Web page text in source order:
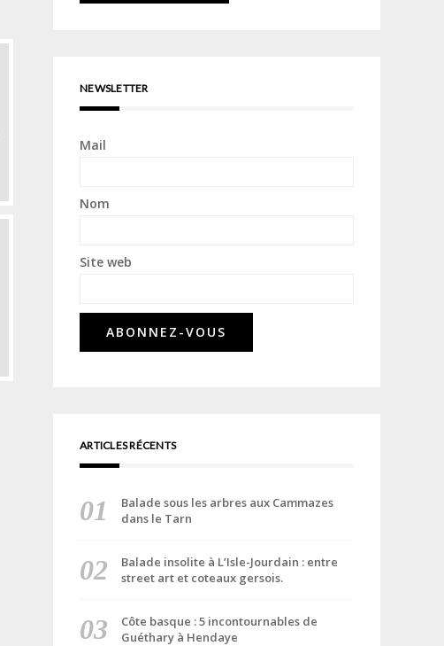
NEWSLETTER
Mail
Nom
Site web
ARTICLES RÉCENTS
Balade sous les arbres aux Cammazes
dans le Tarn
Balade insolite à L’Isle-Jourdain : entre
street art et coteaux gersois.
Côte basque : 5 incontournables de
Guéthary à Hendaye